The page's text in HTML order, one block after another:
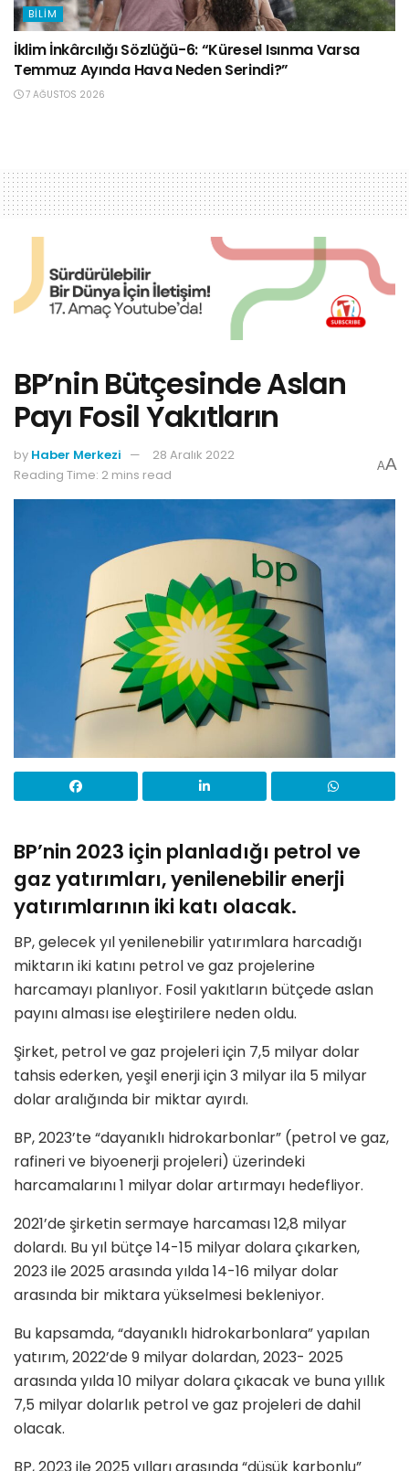
BILIM
İklim İnkârcılığı Sözlüğü-6: “Küresel Isınma Varsa
Temmuz Ayında Hava Neden Serindi?”
7 AĞUSTOS 2026
BP’nin Bütçesinde Aslan
Payı Fosil Yakıtların
by Haber Merkezi
28 Aralık 2022
Reading Time: 2 mins read
AA
BP’nin 2023 için planladığı petrol ve
gaz yatırımları, yenilenebilir enerji
yatırımlarının iki katı olacak.
BP, gelecek yıl yenilenebilir yatırımlara harcadığı
miktarın iki katını petrol ve gaz projelerine
harcamayı planlıyor. Fosil yakıtların bütçede aslan
payını alması ise eleştirilere neden oldu.
Şirket, petrol ve gaz projeleri için 7,5 milyar dolar
tahsis ederken, yeşil enerji için 3 milyar ila 5 milyar
dolar aralığında bir miktar ayırdı.
BP, 2023’te “dayanıklı hidrokarbonlar” (petrol ve gaz,
rafineri ve biyoenerji projeleri) üzerindeki
harcamalarını 1 milyar dolar artırmayı hedefliyor.
2021’de şirketin sermaye harcaması 12,8 milyar
dolardı. Bu yıl bütçe 14-15 milyar dolara çıkarken,
2023 ile 2025 arasında yılda 14-16 milyar dolar
arasında bir miktara yükselmesi bekleniyor.
Bu kapsamda, “dayanıklı hidrokarbonlara” yapılan
yatırım, 2022’de 9 milyar dolardan, 2023- 2025
arasında yılda 10 milyar dolara çıkacak ve buna yıllık
7,5 milyar dolarlık petrol ve gaz projeleri de dahil
olacak.